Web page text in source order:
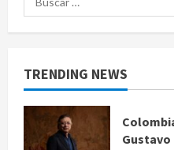
TRENDING NEWS
horario
Gustavo